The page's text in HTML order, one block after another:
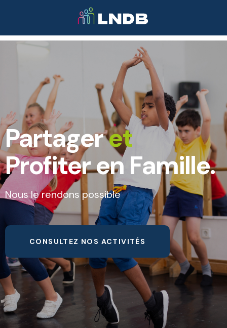
Partageret
Profiter en Famille.
Nous le rendons possible
CONSULTEZ NOS ACTIVITÉS